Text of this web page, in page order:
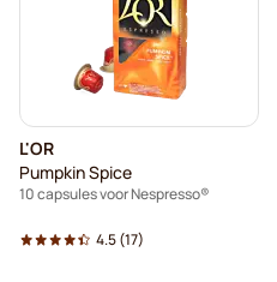
L'OR
Pumpkin Spice
10 capsules voor Nespresso®
4.5(17)